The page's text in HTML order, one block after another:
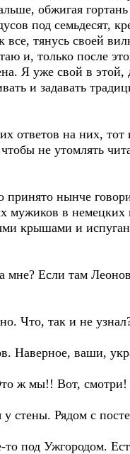
обжигая
под семьдесят,
тянусь своей
и, только после
Я уже свой в этой,
и задавать
ответов на них, тот
не утомлять
принято нынче
мужиков в
крышами и
Если там
Что, так и не
Наверное, ваши,
ж мы!! Вот, смотри!
у стены. Рядом с
под Ужгородом.